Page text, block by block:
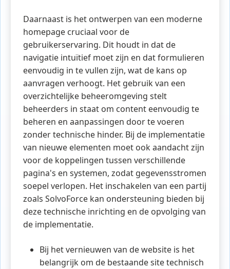
Daarnaast is het ontwerpen van een moderne
homepage cruciaal voor de
gebruikerservaring. Dit houdt in dat de
navigatie intuïtief moet zijn en dat formulieren
eenvoudig in te vullen zijn, wat de kans op
aanvragen verhoogt. Het gebruik van een
overzichtelijke beheeromgeving stelt
beheerders in staat om content eenvoudig te
beheren en aanpassingen door te voeren
zonder technische hinder. Bij de implementatie
van nieuwe elementen moet ook aandacht zijn
voor de koppelingen tussen verschillende
pagina's en systemen, zodat gegevensstromen
soepel verlopen. Het inschakelen van een partij
zoals SolvoForce kan ondersteuning bieden bij
deze technische inrichting en de opvolging van
de implementatie.
Bij het vernieuwen van de website is het
belangrijk om de bestaande site technisch